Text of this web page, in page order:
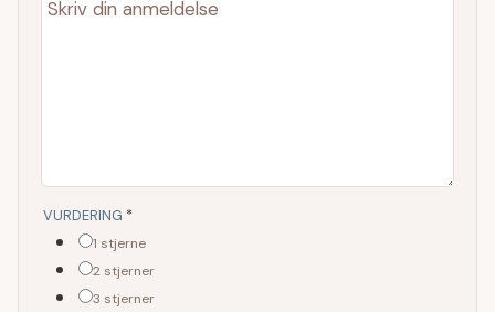
VURDERING *
1 stjerne
2 stjerner
3 stjerner